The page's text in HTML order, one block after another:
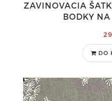
ZAVINOVACIA
BODKY
DO